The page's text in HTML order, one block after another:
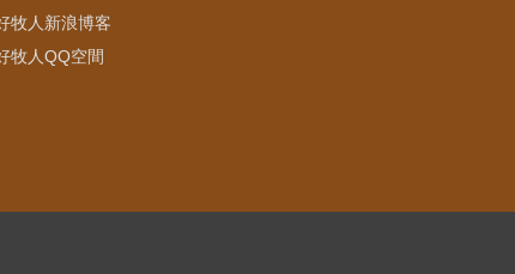
牧人新浪博客
牧人QQ空間